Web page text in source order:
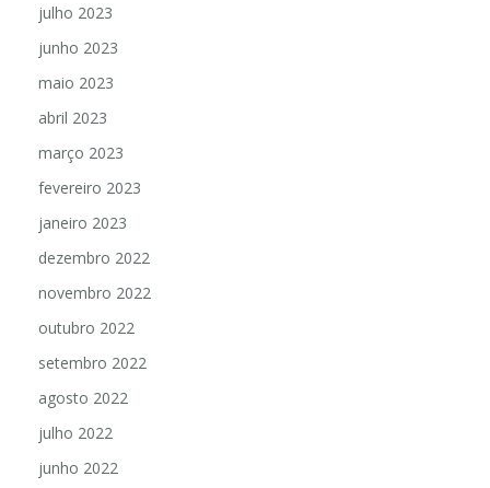
julho 2023
junho 2023
maio 2023
abril 2023
março 2023
fevereiro 2023
janeiro 2023
dezembro 2022
novembro 2022
outubro 2022
setembro 2022
agosto 2022
julho 2022
junho 2022